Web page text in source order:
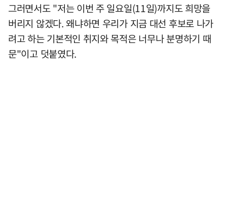
그러면서도 "저는 이번 주 일요일(11일)까지도 희망을
버리지 않겠다. 왜냐하면 우리가 지금 대선 후보로 나가
려고 하는 기본적인 취지와 목적은 너무나 분명하기 때
문"이고 덧붙였다.